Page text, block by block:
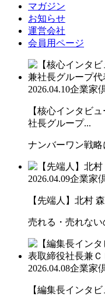
マガジン
お知らせ
運営会社
会員用ページ
2026.04.10企業家
【核心インタビ
社長グループ...
ナンバーワン戦
2026.04.09企業家
【先端人】北村
売れる・売れない
2026.04.08企業家
【編集長インタ